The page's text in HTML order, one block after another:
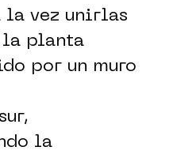
la vez unirlas
la planta
por un muro
la